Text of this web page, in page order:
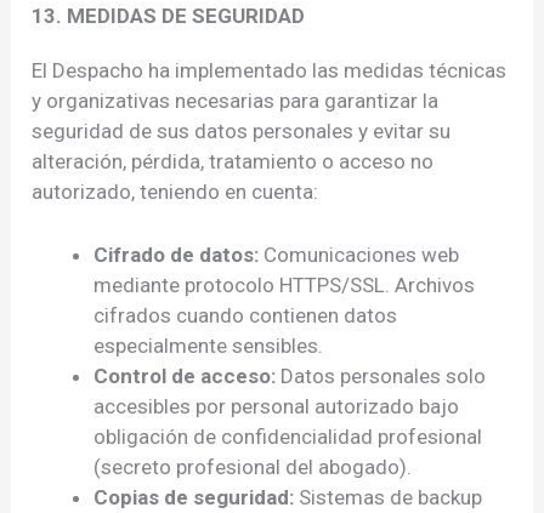
13. MEDIDAS DE SEGURIDAD
El Despacho ha implementado las medidas técnicas
y organizativas necesarias para garantizar la
seguridad de sus datos personales y evitar su
alteración, pérdida, tratamiento o acceso no
autorizado, teniendo en cuenta:
Cifrado de datos: Comunicaciones web
mediante protocolo HTTPS/SSL. Archivos
cifrados cuando contienen datos
especialmente sensibles.
Control de acceso: Datos personales solo
accesibles por personal autorizado bajo
obligación de confidencialidad profesional
(secreto profesional del abogado).
Copias de seguridad: Sistemas de backup